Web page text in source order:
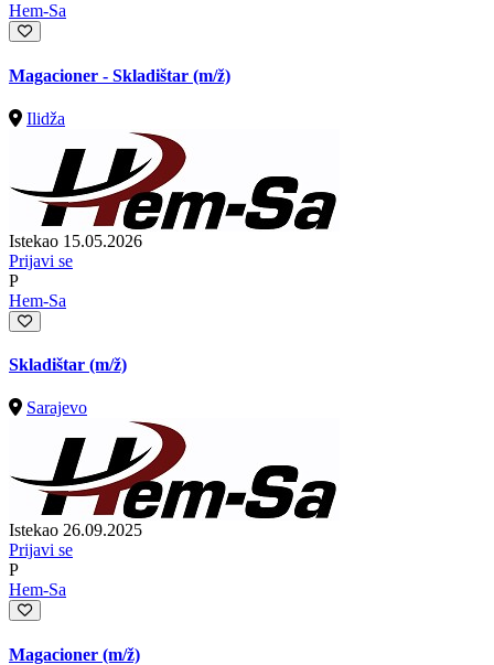
Hem-Sa
Magacioner - Skladištar (m/ž)
Ilidža
Istekao 15.05.2026
Prijavi se
P
Hem-Sa
Skladištar (m/ž)
Sarajevo
Istekao 26.09.2025
Prijavi se
P
Hem-Sa
Magacioner (m/ž)